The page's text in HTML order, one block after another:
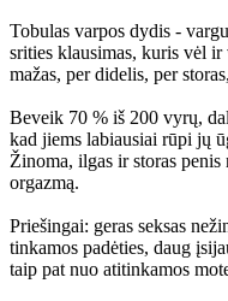
Tobulas varpos dydis -
srities klausimas, kuris vėl
mažas, per didelis, per
Beveik 70 % iš 200 vyrų,
kad jiems labiausiai rūpi jų
Žinoma, ilgas ir storas
orgazmą.
Priešingai: geras seksas
tinkamos padėties, daug
taip pat nuo atitinkamos